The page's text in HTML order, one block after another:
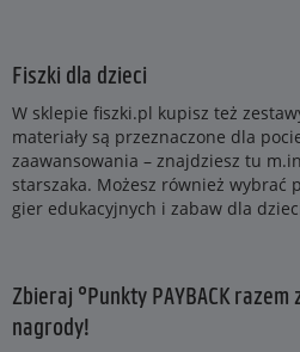
Fiszki dla dzieci
W sklepie fiszki.pl kupisz też
materiały są przeznaczone dla
zaawansowania – znajdziesz tu
starszaka. Możesz również wybrać
gier edukacyjnych i zabaw dla
Zbieraj °Punkty PAYBACK
nagrody!